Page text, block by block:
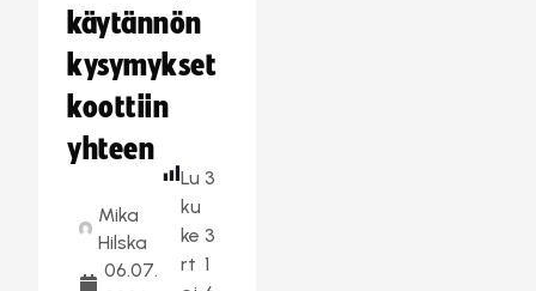
käytännön
kysymykset
koottiin
yhteen
Mika
Hilska
06.07.
Lu
ku
ke
rt
3
3
1